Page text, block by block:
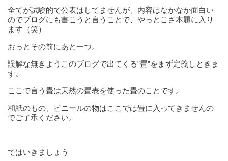
全てが試験的で公表はしてませんが、内容はなかなか面白い
のでブログにも書こうと言うことで、やっとこさ本題に入り
ます（笑）
おっとその前にあと一つ。
誤解な無きようこのブログで出てくる”畳”をまず定義しときま
す。
ここで言う畳は天然の畳表を使った畳のことです。
和紙のもの、ビニールの物はここでは畳に入ってきませんの
でご了承ください。
ではいきましょう